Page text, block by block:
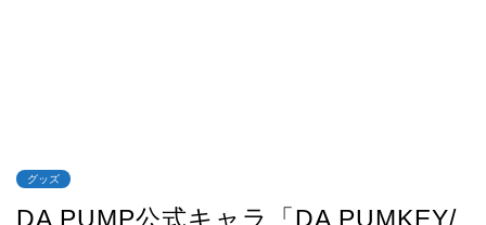
グッズ
DA PUMP公式キャラ「DA PUMKEY/